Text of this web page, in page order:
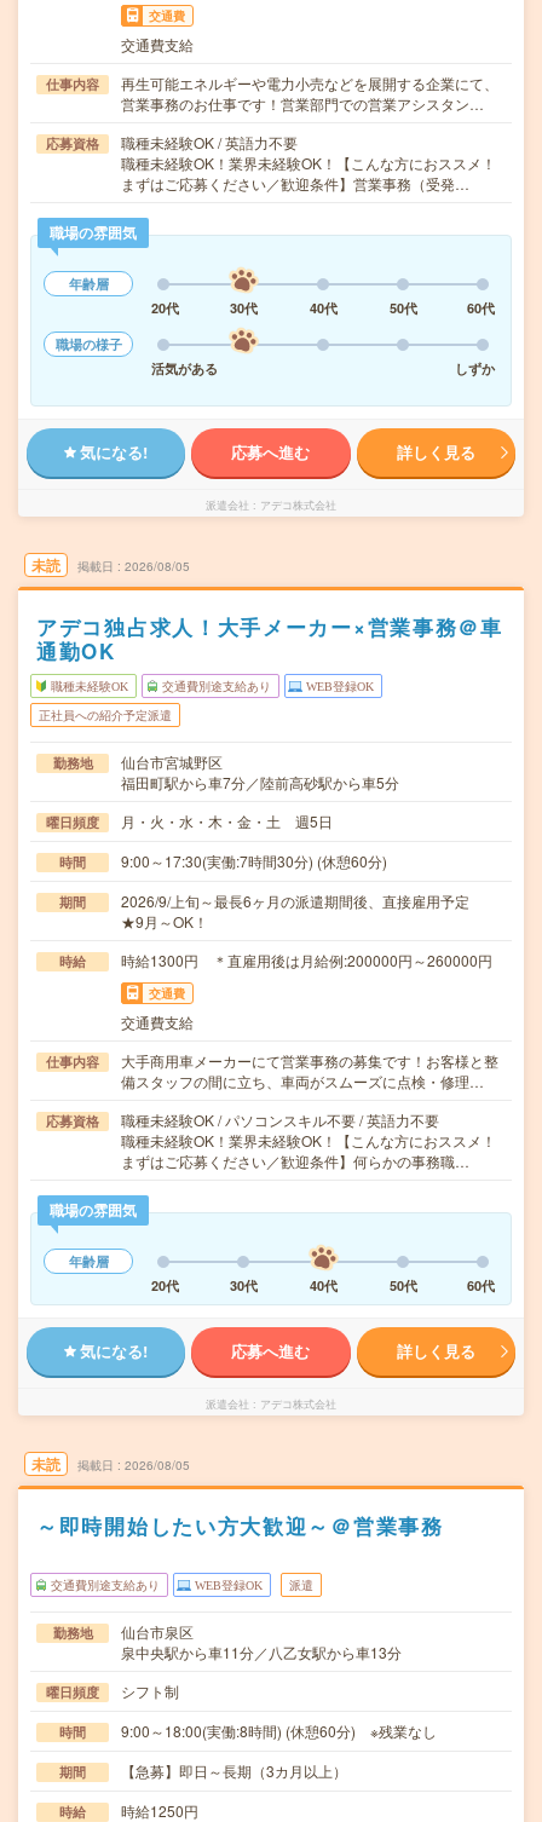
交通費
交通費支給
仕事内容
再生可能エネルギーや電力小売などを展開する企業にて、
営業事務のお仕事です！営業部門での営業アシスタン…
応募資格
職種未経験OK / 英語力不要
職種未経験OK！業界未経験OK！【こんな方におススメ！
まずはご応募ください／歓迎条件】営業事務（受発…
職場の雰囲気
年齢層
20代
30代 40代 50代
60代
職場の様子
活気がある
しずか
気になる! 応募へ進む 詳しく見る
派遣会社 アデコ株式会社
未読 掲載日 2026/08/05
アデコ独占求人！大手メーカー×営業事務＠車
通勤OK
職種未経験OK 交通費別途支給あり WEB登録OK
正社員への紹介予定派遣
勤務地
仙台市宮城野区
福田町駅から車7分／陸前高砂駅から車5分
曜日頻度 月・火・水・木・金・土 週5日
時間 9:00～17:30(実働:7時間30分) (休憩60分)
期間
2026/9/上旬～最長6ヶ月の派遣期間後、直接雇用予定
★9月～OK！
時給 時給1300円 ＊直雇用後は月給例:200000円～260000円
交通費
交通費支給
仕事内容
大手商用車メーカーにて営業事務の募集です！お客様と整
備スタッフの間に立ち、車両がスムーズに点検・修理…
応募資格
職種未経験OK / パソコンスキル不要 / 英語力不要
職種未経験OK！業界未経験OK！【こんな方におススメ！
まずはご応募ください／歓迎条件】何らかの事務職…
職場の雰囲気
年齢層
20代
30代 40代 50代 60代
気になる! 応募へ進む 詳しく見る
派遣会社 アデコ株式会社
未読 掲載日 2026/08/05
～即時開始したい方大歓迎～＠営業事務
交通費別途支給あり WEB登録OK 派遣
勤務地
仙台市泉区
泉中央駅から車11分／八乙女駅から車13分
曜日頻度 シフト制
時間 9:00～18:00(実働:8時間) (休憩60分) ※残業なし
期間 【急募】即日～長期（3カ月以上）
時給 時給1250円